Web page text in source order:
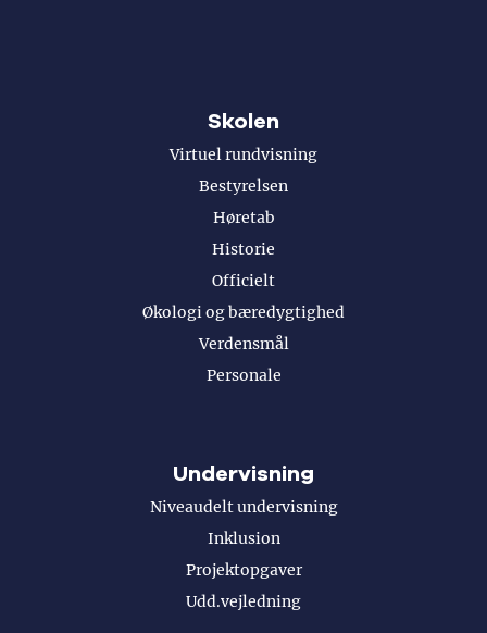
Skolen
Virtuel rundvisning
Bestyrelsen
Høretab
Historie
Officielt
Økologi og bæredygtighed
Verdensmål
Personale
Undervisning
Niveaudelt undervisning
Inklusion
Projektopgaver
Udd.vejledning